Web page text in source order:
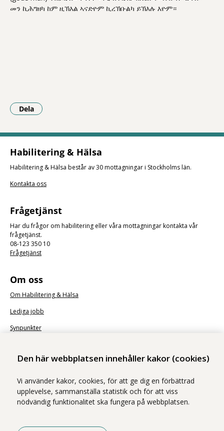
Den här webbplatsen innehåller kakor (cookies)
Vi använder kakor, cookies, för att ge dig en förbättrad
upplevelse, sammanställa statistik och för att viss
nödvändig funktionalitet ska fungera på webbplatsen.
መን ኪሕግዘካ ከም ዚኽእል ኣናድዮም ኪረኽቡልካ ይኽእሉ እዮም።
Dela
- Klicka för att öppna delningsalternativ.
Habilitering & Hälsa
Habilitering & Hälsa består av 30 mottagningar i Stockholms län.
Kontakta oss
Frågetjänst
Har du frågor om habilitering eller våra mottagningar kontakta vår
frågetjänst.
08-123 350 10
Frågetjänst
Om oss
Om Habilitering & Hälsa
Lediga jobb
Synpunkter